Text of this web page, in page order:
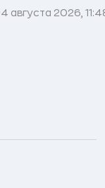
августа 2026,